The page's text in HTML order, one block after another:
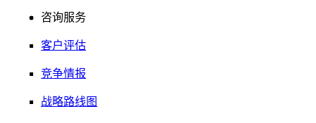
咨询服务
客户评估
竞争情报
战略路线图